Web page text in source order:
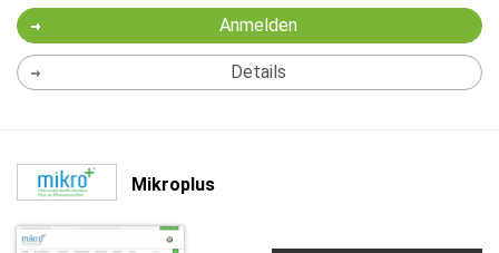
Anmelden
Details
Mikroplus